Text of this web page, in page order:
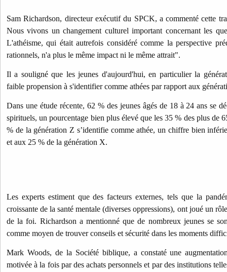
Sam Richardson, directeur exécutif du SPCK, a commenté cette
Nous vivons un changement culturel important concernant les
L'athéisme, qui était autrefois considéré comme la perspective
rationnels, n'a plus le même impact ni le même attrait".
Il a souligné que les jeunes d'aujourd'hui, en particulier la
faible propension à s'identifier comme athées par rapport aux
Dans une étude récente, 62 % des jeunes âgés de 18 à 24 ans se
spirituels, un pourcentage bien plus élevé que les 35 % des plus de
% de la génération Z s’identifie comme athée, un chiffre bien
et aux 25 % de la génération X.
Les experts estiment que des facteurs externes, tels que la
croissante de la santé mentale (diverses oppressions), ont joué un
de la foi. Richardson a mentionné que de nombreux jeunes se
comme moyen de trouver conseils et sécurité dans les moments
Mark Woods, de la Société biblique, a constaté une
motivée à la fois par des achats personnels et par des institutions